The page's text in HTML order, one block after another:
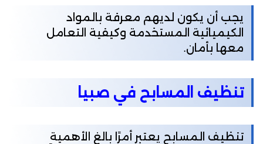
يجب أن يكون لديهم معرفة بالمواد
الكيميائية المستخدمة وكيفية التعامل
معها بأمان.
تنظيف المسابح في صبيا
تنظيف المسابح يعتبر أمرًا بالغ الأهمية